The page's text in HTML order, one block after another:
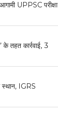
UPPSC परीक्षा
तहत कार्रवाई, 3
स्थान, IGRS